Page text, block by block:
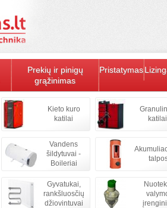
Prekių ir pinigų
grąžinimas
Pristatymas
Kieto kuro
katilai
katilai
Vandens
šildytuvai -
Boileriai
Gyvatukai,
rankšluosčių
džiovintuvai